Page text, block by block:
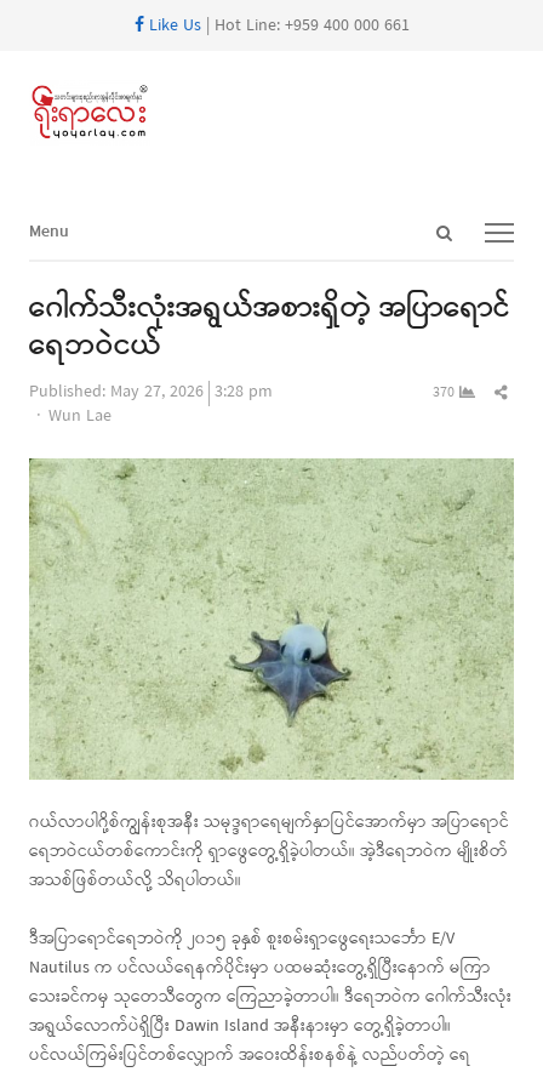
Like Us| Hot Line: +959 400 000 661
Open
panel
Menu
Menu
ဂေါက်သီးလုံးအရွယ်အစားရှိတဲ့ အပြာရောင်
ရေဘဝဲငယ်
Published: May 27, 2026 3:28 pm
Author
Wun Lae
370
ဂယ်လာပါဂို့စ်ကျွန်းစုအနီး သမုဒ္ဒရာရေမျက်နှာပြင်အောက်မှာ အပြာရောင်
ရေဘဝဲငယ်တစ်ကောင်းကို ရှာဖွေတွေ့ရှိခဲ့ပါတယ်။ အဲ့ဒီရေဘဝဲက မျိုးစိတ်
အသစ်ဖြစ်တယ်လို့ သိရပါတယ်။
ဒီအပြာရောင်ရေဘဝဲကို ၂၀၁၅ ခုနှစ် စူးစမ်းရှာဖွေရေးသင်္ဘော E/V
Nautilus က ပင်လယ်ရေနက်ပိုင်းမှာ ပထမဆုံးတွေ့ရှိပြီးနောက် မကြာ
သေးခင်ကမှ သုတေသီတွေက ကြေညာခဲ့တာပါ။ ဒီရေဘဝဲက ဂေါက်သီးလုံး
အရွယ်လောက်ပဲရှိပြီး Dawin Island အနီးနားမှာ တွေ့ရှိခဲ့တာပါ။
ပင်လယ်ကြမ်းပြင်တစ်လျှောက် အဝေးထိန်းစနစ်နဲ့ လည်ပတ်တဲ့ ရေ